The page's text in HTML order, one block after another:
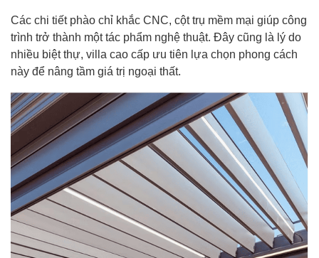
Các chi tiết phào chỉ khắc CNC, cột trụ mềm mại giúp công
trình trở thành một tác phẩm nghệ thuật. Đây cũng là lý do
nhiều biệt thự, villa cao cấp ưu tiên lựa chọn phong cách
này để nâng tầm giá trị ngoại thất.